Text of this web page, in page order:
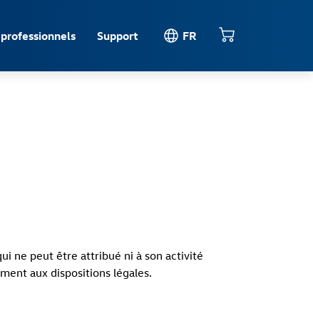
Support FR
ne peut être attribué ni à son activité
aux dispositions légales.